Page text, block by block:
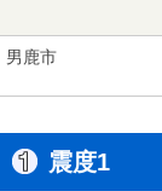
男鹿市
震度1